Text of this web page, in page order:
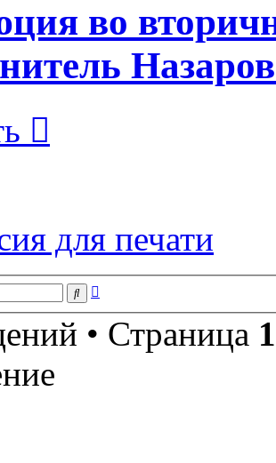
во
для печати
Поиск
• Страница 1